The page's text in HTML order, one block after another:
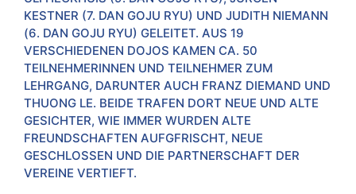
KESTNER (7. DAN GOJU RYU) UND JUDITH NIEMANN
(6. DAN GOJU RYU) GELEITET. AUS 19
VERSCHIEDENEN DOJOS KAMEN CA. 50
TEILNEHMERINNEN UND TEILNEHMER ZUM
LEHRGANG, DARUNTER AUCH FRANZ DIEMAND UND
THUONG LE. BEIDE TRAFEN DORT NEUE UND ALTE
GESICHTER, WIE IMMER WURDEN ALTE
FREUNDSCHAFTEN AUFGFRISCHT, NEUE
GESCHLOSSEN UND DIE PARTNERSCHAFT DER
VEREINE VERTIEFT.